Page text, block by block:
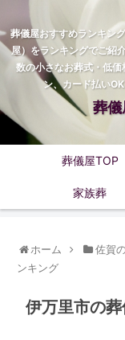
葬儀屋おすすめランキン
屋）をランキングでご紹
数の小さなお葬式・低
ン、カード払い
葬
葬儀屋TOP
家族葬
ホーム 佐賀
ンキング
伊万里市の